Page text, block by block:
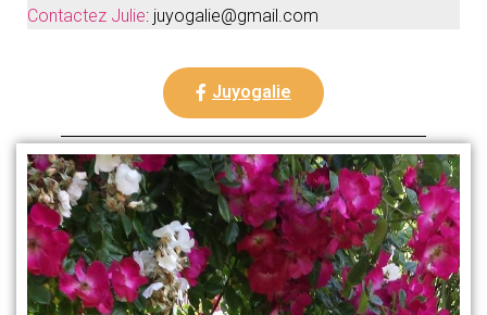
Contactez Julie: juyogalie@gmail.com
Juyogalie